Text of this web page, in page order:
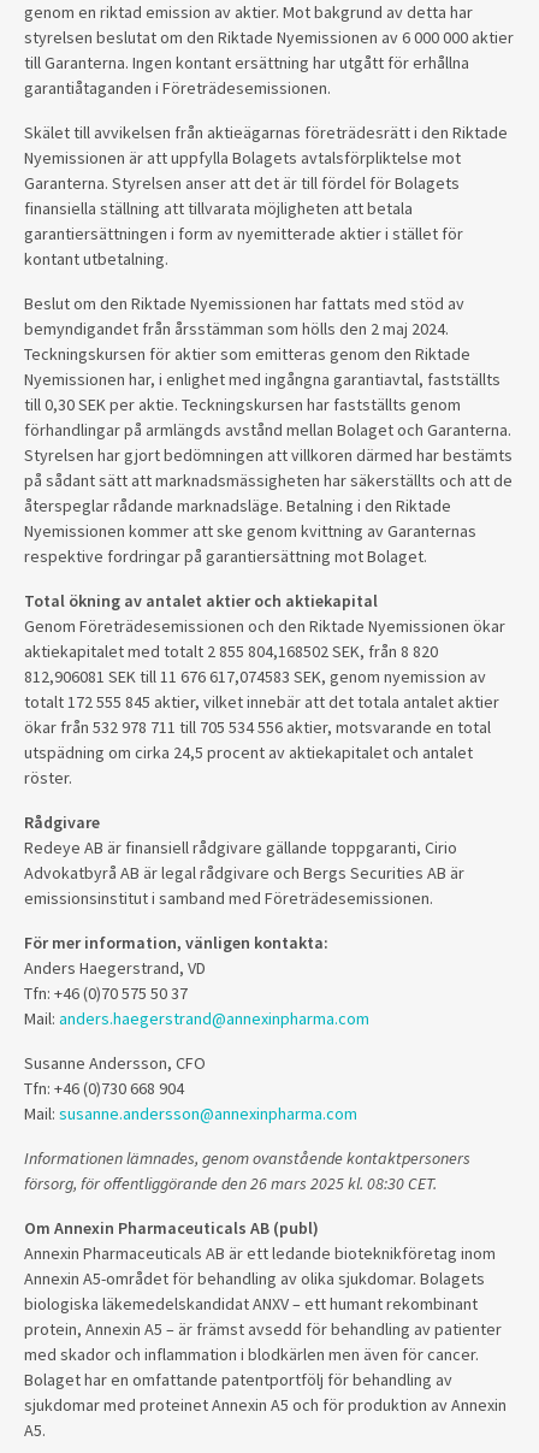
genom en riktad emission av aktier. Mot bakgrund av detta har
styrelsen beslutat om den Riktade Nyemissionen av 6 000 000 aktier
till Garanterna. Ingen kontant ersättning har utgått för erhållna
garantiåtaganden i Företrädesemissionen.
Skälet till avvikelsen från aktieägarnas företrädesrätt i den Riktade
Nyemissionen är att uppfylla Bolagets avtalsförpliktelse mot
Garanterna. Styrelsen anser att det är till fördel för Bolagets
finansiella ställning att tillvarata möjligheten att betala
garantiersättningen i form av nyemitterade aktier i stället för
kontant utbetalning.
Beslut om den Riktade Nyemissionen har fattats med stöd av
bemyndigandet från årsstämman som hölls den 2 maj 2024.
Teckningskursen för aktier som emitteras genom den Riktade
Nyemissionen har, i enlighet med ingångna garantiavtal, fastställts
till 0,30 SEK per aktie. Teckningskursen har fastställts genom
förhandlingar på armlängds avstånd mellan Bolaget och Garanterna.
Styrelsen har gjort bedömningen att villkoren därmed har bestämts
på sådant sätt att marknadsmässigheten har säkerställts och att de
återspeglar rådande marknadsläge. Betalning i den Riktade
Nyemissionen kommer att ske genom kvittning av Garanternas
respektive fordringar på garantiersättning mot Bolaget.
Total ökning av antalet aktier och aktiekapital
Genom Företrädesemissionen och den Riktade Nyemissionen ökar
aktiekapitalet med totalt 2 855 804,168502 SEK, från 8 820
812,906081 SEK till 11 676 617,074583 SEK, genom nyemission av
totalt 172 555 845 aktier, vilket innebär att det totala antalet aktier
ökar från 532 978 711 till 705 534 556 aktier, motsvarande en total
utspädning om cirka 24,5 procent av aktiekapitalet och antalet
röster.
Rådgivare
Redeye AB är finansiell rådgivare gällande toppgaranti, Cirio
Advokatbyrå AB är legal rådgivare och Bergs Securities AB är
emissionsinstitut i samband med Företrädesemissionen.
För mer information, vänligen kontakta:
Anders Haegerstrand, VD
Tfn: +46 (0)70 575 50 37
Mail: anders.haegerstrand@annexinpharma.com
Susanne Andersson, CFO
Tfn: +46 (0)730 668 904
Mail: susanne.andersson@annexinpharma.com
Informationen lämnades, genom ovanstående kontaktpersoners
försorg, för offentliggörande den 26 mars 2025 kl. 08:30 CET.
Om Annexin Pharmaceuticals AB (publ)
Annexin Pharmaceuticals AB är ett ledande bioteknikföretag inom
Annexin A5-området för behandling av olika sjukdomar. Bolagets
biologiska läkemedelskandidat ANXV – ett humant rekombinant
protein, Annexin A5 – är främst avsedd för behandling av patienter
med skador och inflammation i blodkärlen men även för cancer.
Bolaget har en omfattande patentportfölj för behandling av
sjukdomar med proteinet Annexin A5 och för produktion av Annexin
A5.